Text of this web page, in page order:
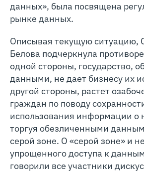
данных», была посвящена
рынке данных.
Описывая текущую ситуацию,
Белова подчеркнула
одной стороны, государство,
данными, не дает бизнесу их
другой стороны, растет
граждан по поводу
использования информации о
торгуя обезличенными
серой зоне. О «серой зоне» и
упрощенного доступа к
говорили все участники